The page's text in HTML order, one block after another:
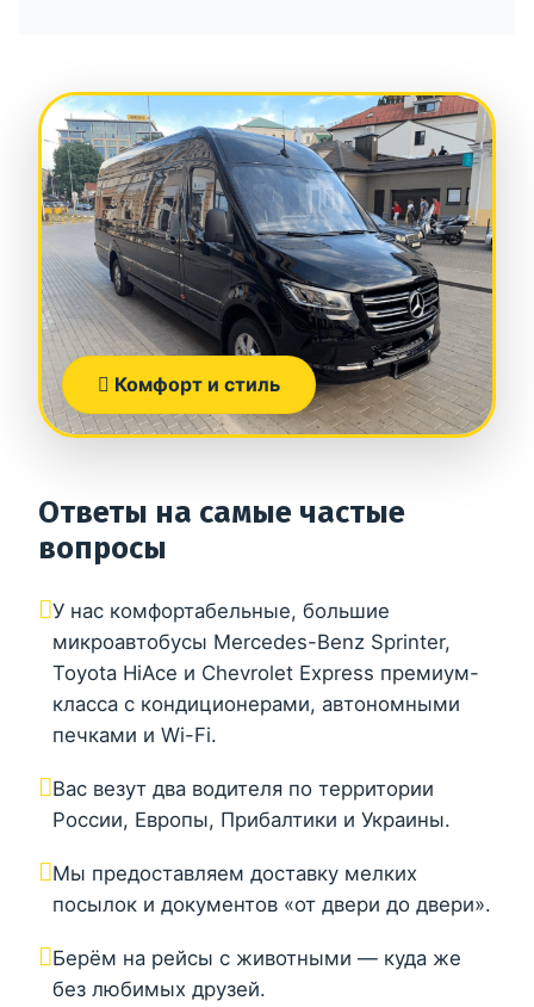
Комфорт и стиль
Ответы на самые частые
вопросы
У нас комфортабельные, большие
микроавтобусы Mercedes-Benz Sprinter,
Toyota HiAce и Chevrolet Express премиум-
класса с кондиционерами, автономными
печками и Wi-Fi.
Вас везут два водителя по территории
России, Европы, Прибалтики и Украины.
Мы предоставляем доставку мелких
посылок и документов «от двери до двери».
Берём на рейсы с животными — куда же
без любимых друзей.